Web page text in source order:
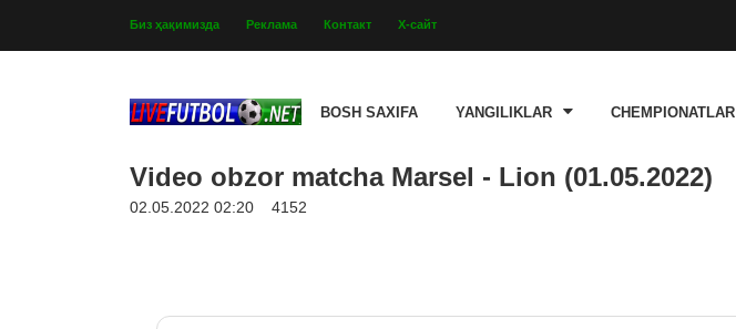
Биз ҳақимизда Реклама Контакт Х-сайт
BOSH SAXIFA YANGILIKLAR CHEMPIONATLAR
Video obzor matcha Marsel - Lion (01.05.2022)
02.05.2022 02:20 4152